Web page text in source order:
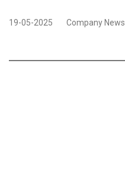
19-05-2025 Company News